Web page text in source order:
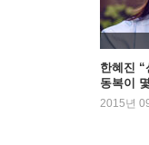
90 ‘가
94 알통
98 여자
106 자
110 자
한혜진
동복이
2015년